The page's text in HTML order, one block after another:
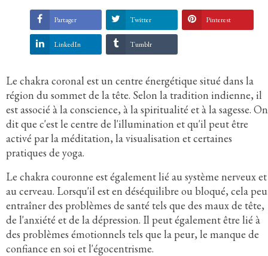
Partager Twitter Pinterest
LinkedIn Tumblr
Le chakra coronal est un centre énergétique situé dans la
région du sommet de la tête. Selon la tradition indienne, il
est associé à la conscience, à la spiritualité et à la sagesse. On
dit que c'est le centre de l'illumination et qu'il peut être
activé par la méditation, la visualisation et certaines
pratiques de yoga.
Le chakra couronne est également lié au système nerveux et
au cerveau. Lorsqu'il est en déséquilibre ou bloqué, cela
entraîner des problèmes de santé tels que des maux de tête,
de l'anxiété et de la dépression. Il peut également être lié à
des problèmes émotionnels tels que la peur, le manque de
confiance en soi et l'égocentrisme.